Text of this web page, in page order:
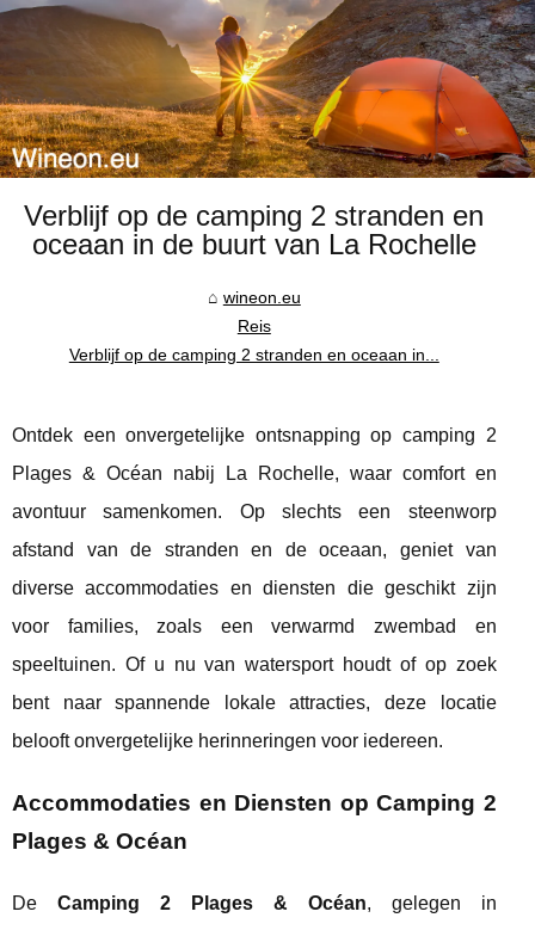
Verblijf op de camping 2 stranden en
oceaan in de buurt van La Rochelle
wineon.eu
Reis
Verblijf op de camping 2 stranden en oceaan in...
Ontdek een onvergetelijke ontsnapping op camping 2
Plages & Océan nabij La Rochelle, waar comfort en
avontuur samenkomen. Op slechts een steenworp
afstand van de stranden en de oceaan, geniet van
diverse accommodaties en diensten die geschikt zijn
voor families, zoals een verwarmd zwembad en
speeltuinen. Of u nu van watersport houdt of op zoek
bent naar spannende lokale attracties, deze locatie
belooft onvergetelijke herinneringen voor iedereen.
Accommodaties en Diensten op Camping 2
Plages & Océan
De Camping 2 Plages & Océan, gelegen in